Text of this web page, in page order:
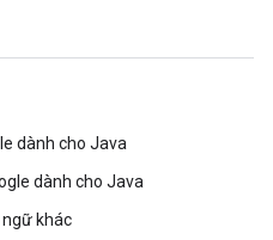
dành cho Java
dành cho Java
khác